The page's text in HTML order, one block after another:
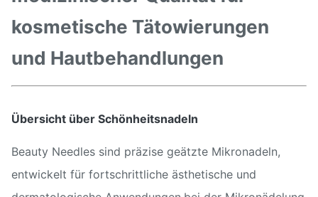
kosmetische Tätowierungen
und Hautbehandlungen
Übersicht über Schönheitsnadeln
Beauty Needles sind präzise geätzte Mikronadeln,
entwickelt für fortschrittliche ästhetische und